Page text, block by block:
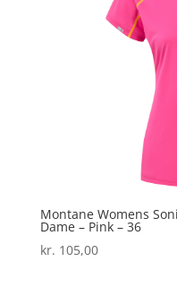
Montane Womens
Dame – Pink – 36
kr. 105,00